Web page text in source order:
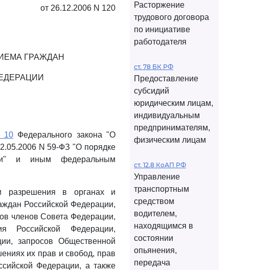
от 26.12.2006 N 120
ГРАЖДАН
10Федерального закона "О
N 59-ФЗ "О порядке
и иным федеральным
разрешения в органах и
Российской Федерации,
членов Совета Федерации,
Российской Федерации,
запросов Общественной
их прав и свобод, прав
Федерации, а также
Расторжение
трудового договора
по инициативе
работодателя
ст. 78 БК РФ
Предоставление
субсидий
юридическим лицам,
индивидуальным
предпринимателям,
физическим лицам
ст. 12.8 КоАП РФ
Управление
транспортным
средством
водителем,
находящимся в
состоянии
опьянения,
передача